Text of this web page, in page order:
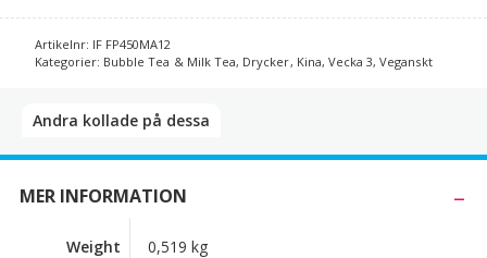
Artikelnr: IF FP450MA12
Kategorier: Bubble Tea & Milk Tea, Drycker, Kina, Vecka 3,Veganskt
Andra kollade på dessa​
MER INFORMATION
Weight 0,519 kg